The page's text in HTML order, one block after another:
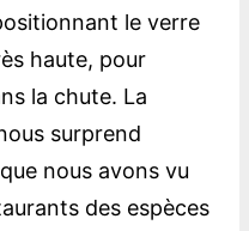
le verre
haute, pour
la chute. La
surprend
nous avons vu
des espèces